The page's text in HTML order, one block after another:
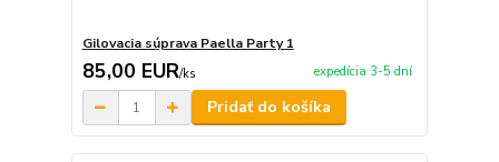
Gilovacia súprava Paella Party 1
85,00 EUR/ks expedícia 3-5 dní
Pridať do košíka